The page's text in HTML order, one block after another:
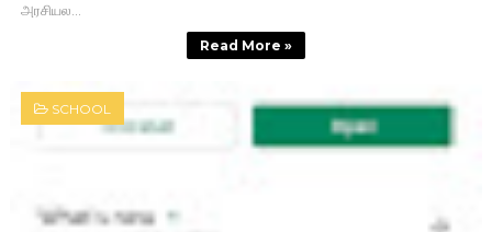
அரசியல...
Read More »
SCHOOL